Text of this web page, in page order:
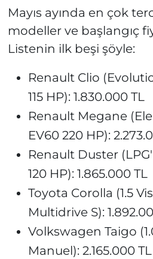
Mayıs ayında en çok
modeller ve başlangıç
Listenin ilk beşi şöyle:
Renault Clio
115 HP): 1.830.000 TL
Renault Megane
EV60 220 HP):
Renault Duster
120 HP): 1.865.000 TL
Toyota Corolla (1.5
Multidrive S):
Volkswagen Taigo
Manuel): 2.165.000 TL